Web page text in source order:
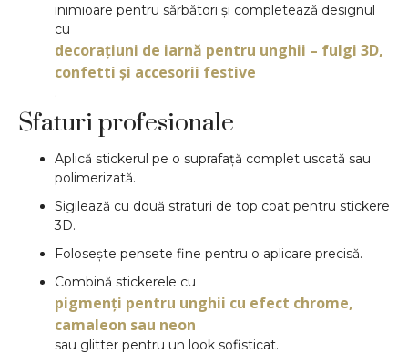
inimioare pentru sărbători și completează designul
cu
decorațiuni de iarnă pentru unghii – fulgi 3D,
confetti și accesorii festive
.
Sfaturi profesionale
Aplică stickerul pe o suprafață complet uscată sau
polimerizată.
Sigilează cu două straturi de top coat pentru stickere
3D.
Folosește pensete fine pentru o aplicare precisă.
Combină stickerele cu
pigmenți pentru unghii cu efect chrome,
camaleon sau neon
sau glitter pentru un look sofisticat.